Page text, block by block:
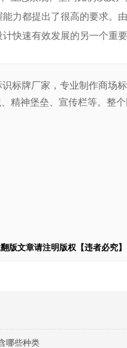
力都提出了很高的要求。
快速有效发展的另一个重要
标牌厂家，专业制作商场标
精神堡垒、宣传栏等。整
版文章请注明版权【违者必究】
哪些种类